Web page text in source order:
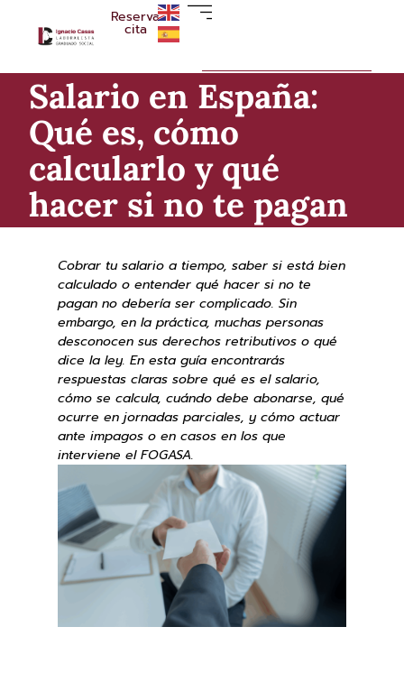
Reserva
cita
Salario en España:
Qué es, cómo
calcularlo y qué
hacer si no te pagan
Cobrar tu salario a tiempo, saber si está bien
calculado o entender qué hacer si no te
pagan no debería ser complicado. Sin
embargo, en la práctica, muchas personas
desconocen sus derechos retributivos o qué
dice la ley. En esta guía encontrarás
respuestas claras sobre qué es el salario,
cómo se calcula, cuándo debe abonarse, qué
ocurre en jornadas parciales, y cómo actuar
ante impagos o en casos en los que
interviene el FOGASA.